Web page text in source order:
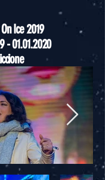
Ice 2019
- 01.01.2020